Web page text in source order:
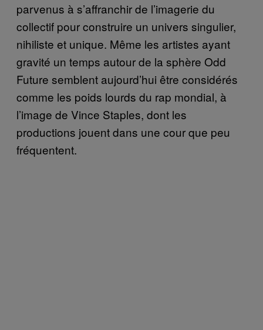
parvenus à s’affranchir de l’imagerie du
collectif pour construire un univers singulier,
nihiliste et unique. Même les artistes ayant
gravité un temps autour de la sphère Odd
Future semblent aujourd’hui être considérés
comme les poids lourds du rap mondial, à
l’image de Vince Staples, dont les
productions jouent dans une cour que peu
fréquentent.